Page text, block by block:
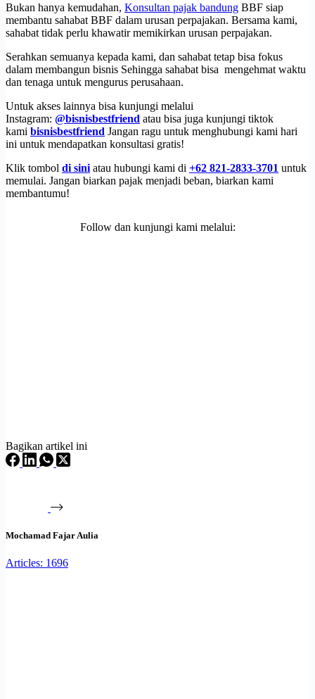
Bukan hanya kemudahan, Konsultan pajak bandung BBF siap
membantu sahabat BBF dalam urusan perpajakan. Bersama kami,
sahabat tidak perlu khawatir memikirkan urusan perpajakan.
Serahkan semuanya kepada kami, dan sahabat tetap bisa fokus
dalam membangun bisnis Sehingga sahabat bisa mengehmat waktu
dan tenaga untuk mengurus perusahaan.
Untuk akses lainnya bisa kunjungi melalui
Instagram: @bisnisbestfriend atau bisa juga kunjungi tiktok
kami bisnisbestfriend Jangan ragu untuk menghubungi kami hari
ini untuk mendapatkan konsultasi gratis!
Klik tombol di sini atau hubungi kami di +62 821-2833-3701 untuk
memulai. Jangan biarkan pajak menjadi beban, biarkan kami
membantumu!
Follow dan kunjungi kami melalui:
Bagikan artikel ini
Mochamad Fajar Aulia
Articles: 1696